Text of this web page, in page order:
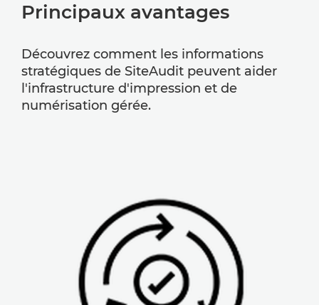
Principaux avantages
Découvrez comment les informations
stratégiques de SiteAudit peuvent aider
l'infrastructure d'impression et de
numérisation gérée.